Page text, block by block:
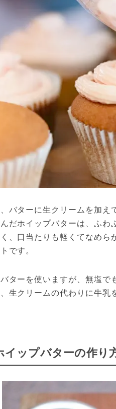
バターに生クリームを加
だホイップバターは、ふわ
、口当たりも軽くてなめら
ターを使いますが、無塩
生クリームの代わりに牛乳
イップバターの作り